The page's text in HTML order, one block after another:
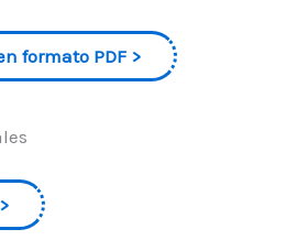
formato PDF